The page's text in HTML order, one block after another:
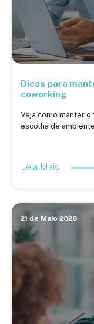
Dicas para
coworking
Veja como manter
escolha de
Leia Mais
21 de Maio 2026